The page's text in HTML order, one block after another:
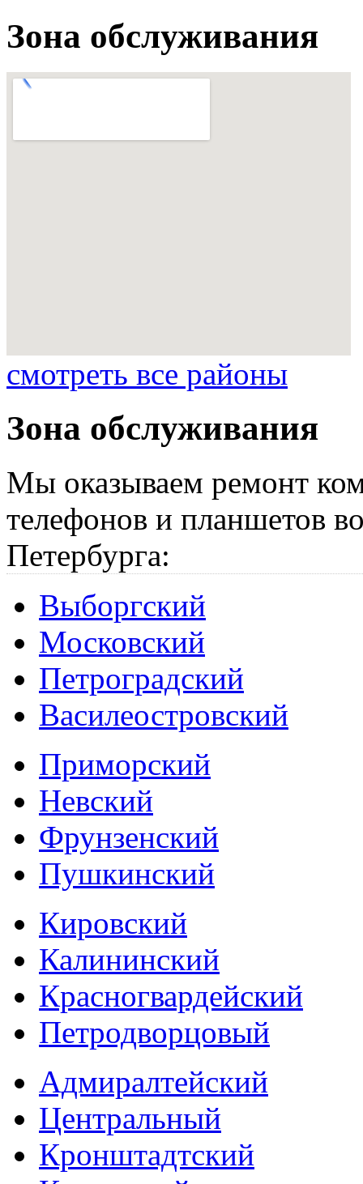
Зона обслуживания
смотреть все районы
Зона обслуживания
Мы оказываем ремонт
телефонов и планшетов
Петербурга:
Выборгский
Московский
Петроградский
Василеостровский
Приморский
Невский
Фрунзенский
Пушкинский
Кировский
Калининский
Красногвардейский
Петродворцовый
Адмиралтейский
Центральный
Кронштадтский